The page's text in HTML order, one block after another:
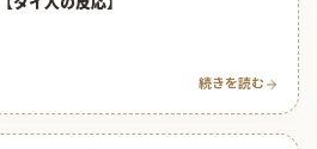
続きを読む